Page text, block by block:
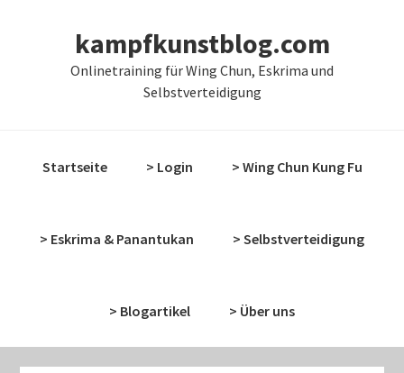
Hauptnavigationkampfkunstblog.com
Onlinetraining für Wing Chun, Eskrima und
Selbstverteidigung
Startseite > Login > Wing Chun Kung Fu
> Eskrima & Panantukan > Selbstverteidigung
> Blogartikel > Über uns